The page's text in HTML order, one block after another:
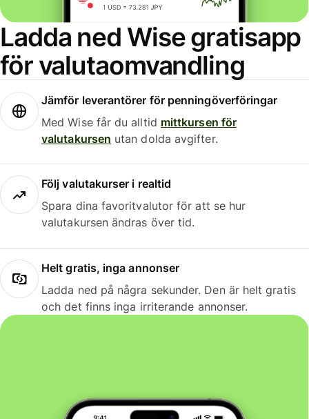
Ladda ned Wise gratisapp
för valutaomvandling
Jämför leverantörer för penningöverföringar
Med Wise får du alltid mittkursen för
valutakursen utan dolda avgifter.
Följ valutakurser i realtid
Spara dina favoritvalutor för att se hur
valutakursen ändras över tid.
Helt gratis, inga annonser
Ladda ned på några sekunder. Den är helt gratis
och det finns inga irriterande annonser.